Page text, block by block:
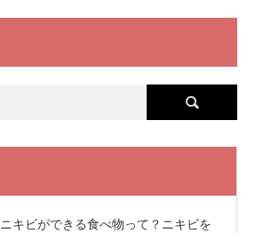
ニキビができる食べ物って？ニキビを